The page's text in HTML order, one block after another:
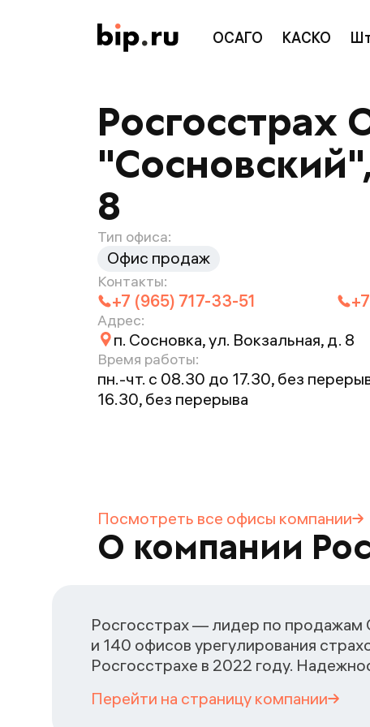
ОСАГО КАСКО
Росгосстрах
8
Тип офиса:
Офис продаж
Контакты:
+7 (965) 717-33-51
Адрес:
п. Сосновка, ул. Вокзальная, д. 8
Время работы:
пн.-чт. с 08.30 до 17.30, без
16.30, без перерыва
Посмотреть все офисы компании
О компании
Росгосстрах — лидер по продажам
и 140 офисов урегулирования
Росгосстрахе в 2022 году.
Перейти на страницу компании